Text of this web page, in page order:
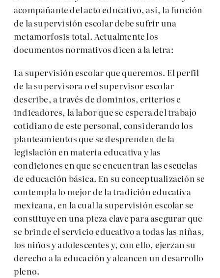
acompañante del acto educativo, así, la función
de la supervisión escolar debe sufrir una
metamorfosis total. Actualmente los
documentos normativos dicen a la letra:
La supervisión escolar que queremos. El perfil
de la supervisora o el supervisor escolar
describe, a través de dominios, criterios e
indicadores, la labor que se espera del trabajo
cotidiano de este personal, considerando los
planteamientos que se desprenden de la
legislación en materia educativa y las
condiciones en que se encuentran las escuelas
de educación básica. En su conceptualización se
contempla lo mejor de la tradición educativa
mexicana, en la cual la supervisión escolar se
constituye en una pieza clave para asegurar que
se brinde el servicio educativo a todas las niñas,
los niños y adolescentes y, con ello, ejerzan su
derecho a la educación y alcancen un desarrollo
pleno.